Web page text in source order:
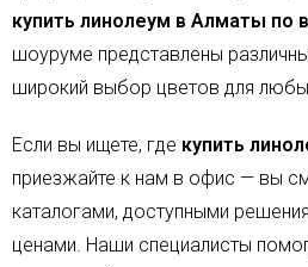
купить линолеум в Алматы по
шоуруме представлены
широкий выбор цветов для
Если вы ищете, где купить
приезжайте к нам в офис — вы
каталогами, доступными
ценами. Наши специалисты